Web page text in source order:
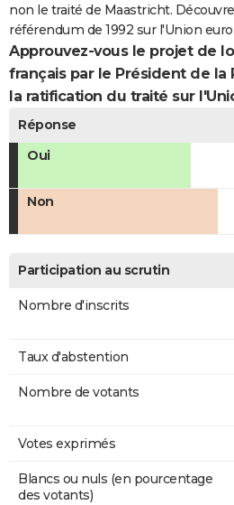
non le traité de Maastricht.
référendum de 1992 sur l'Union
Approuvez-vous le projet de
français par le Président de la
la ratification du traité sur
Réponse
Oui
Non
Participation au scrutin
Nombre d'inscrits
Taux d'abstention
Nombre de votants
Votes exprimés
Blancs ou nuls (en pourcentage
des votants)